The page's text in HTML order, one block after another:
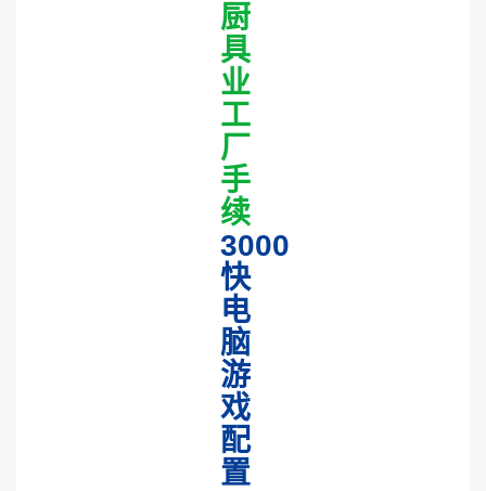
厨
具
业
工
厂
手
续
3000
快
电
脑
游
戏
配
置